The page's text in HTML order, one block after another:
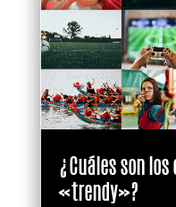
¿Cuáles son
«trendy»?